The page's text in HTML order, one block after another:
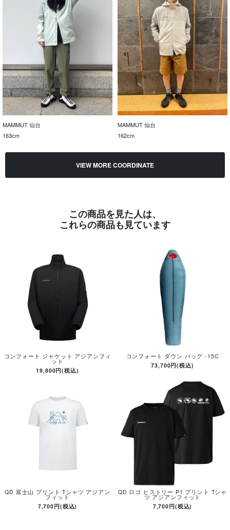
MAMMUT 仙台
163cm
MAMMUT 仙台
162cm
VIEW MORE COORDINATE
この商品を見た人は、
これらの商品も見ています
コンフォート ジャケット アジアンフィ
ット
19,800円(税込)
コンフォート ダウン バッグ -15C
73,700円(税込)
QD 富士山 プリント Tシャツ アジアン
フィット
7,700円(税込)
QD ロゴ ヒストリー P1 プリント Tシャ
ツ アジアンフィット
7,700円(税込)